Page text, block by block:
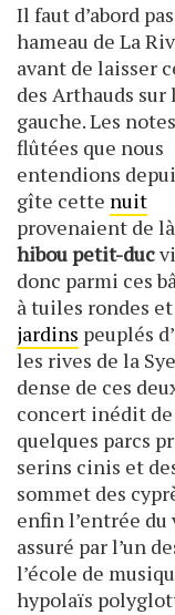
Il faut d’abord
hameau de La
avant de laisser
des Arthauds sur
gauche. Les notes
flûtées que nous
entendions
gîte cette nuit
provenaient de
hibou petit-duc
donc parmi ces
à tuiles rondes et
jardins peuplés
les rives de la
dense de ces
concert inédit
quelques parcs
serins cinis et
sommet des
enfin l’entrée du
assuré par l’un
l’école de
hypolaïs